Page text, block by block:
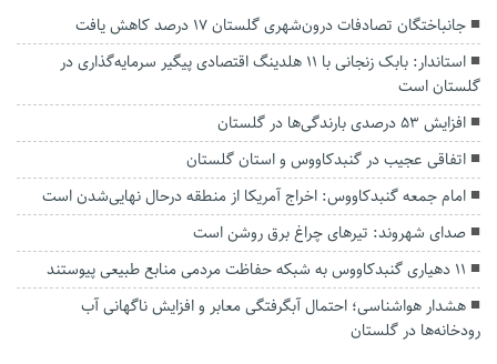
جانباختگان تصادفات درون‌شهری گلستان ۱۷ درصد کاهش یافت
استاندار: بابک زنجانی با ۱۱ هلدینگ اقتصادی پیگیر سرمایه‌گذاری در
گلستان است
افزایش ۵۳ درصدی بارندگی‌ها در گلستان
اتفاقی عجیب در‌ گنبدکاووس و استان گلستان
امام جمعه گنبدکاووس: اخراج آمریکا از منطقه درحال نهایی‌شدن است
صدای شهروند: تیرهای چراغ برق روشن است
۱۱ دهیاری گنبدکاووس به شبکه حفاظت مردمی منابع طبیعی پیوستند
هشدار هواشناسی؛ احتمال آبگرفتگی معابر و افزایش ناگهانی آب
رودخانه‌ها در گلستان